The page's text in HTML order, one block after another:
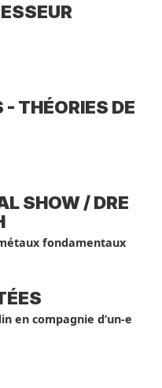
THÉORIES DE
SHOW / DRE
fondamentaux
en compagnie d’un-e